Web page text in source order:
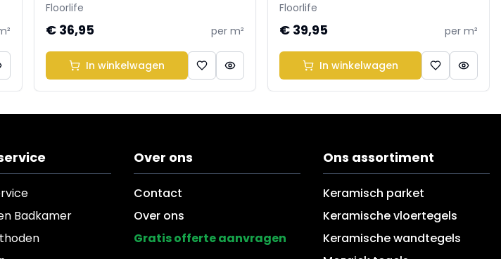
Floorlife
€ 36,95 per m²
In winkelwagen
Floorlife
€ 39,95 per m²
In winkelwagen
Badkamer
Over ons
Contact
Over ons
Gratis offerte aanvragen
Ons assortiment
Keramisch parket
Keramische vloertegels
Keramische wandtegels